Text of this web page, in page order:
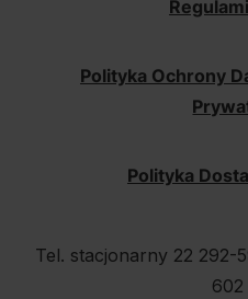
Polityka Ochrony
Polityka
Tel. stacjonarny 22 292-
602